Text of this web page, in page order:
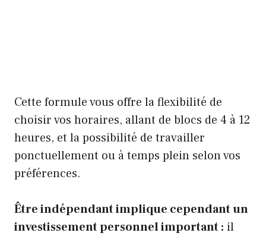
Cette formule vous offre la flexibilité de
choisir vos horaires, allant de blocs de 4 à 12
heures, et la possibilité de travailler
ponctuellement ou à temps plein selon vos
préférences.
Être indépendant implique cependant un
investissement personnel important : il